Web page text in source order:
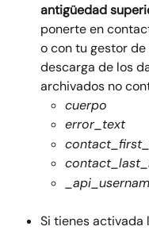
antigüedad
ponerte en
o con tu gestor
descarga de los
archivados no
cuerpo
error_text
Si tienes activada